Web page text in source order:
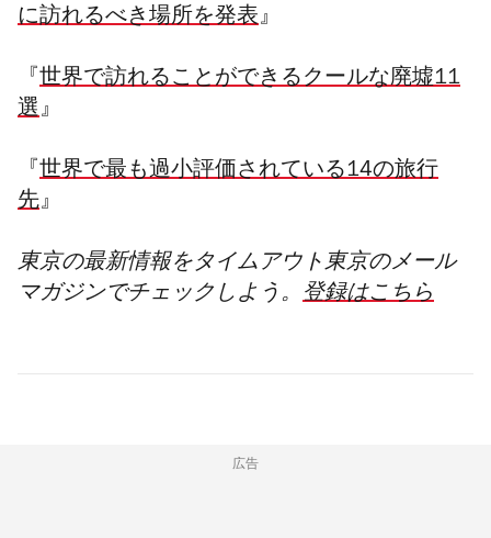
に訪れるべき場所を発表』
『 世界で訪れることができるクールな廃墟11
選』
『 世界で最も過小評価されている14の旅行
先』
東京の最新情報をタイムアウト東京のメール
マガジンでチェックしよう。 登録はこちら
広告